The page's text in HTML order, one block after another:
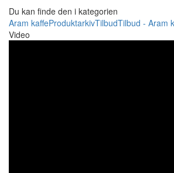
Du kan finde den i kategorien
Aram kaffeProduktarkivTilbudTilbud - Aram
Video